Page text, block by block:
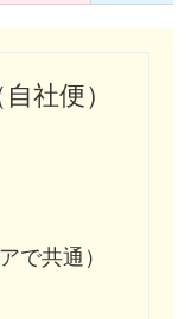
社便）
で共通）